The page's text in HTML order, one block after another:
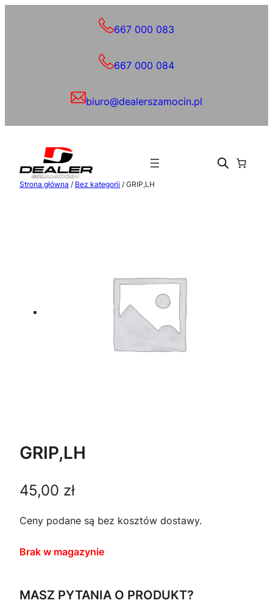
667 000 083
667 000 084
biuro@dealerszamocin.pl
Strona główna / Bez kategorii / GRIP,LH
GRIP,LH
45,00 zł
Ceny podane są bez kosztów dostawy.
Brak w magazynie
MASZ PYTANIA O PRODUKT?